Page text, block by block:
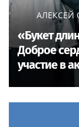
АЛЕКСЕЙ
«Букет
Доброе
участие в